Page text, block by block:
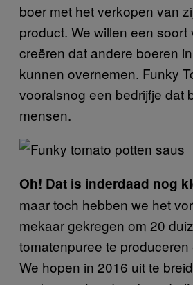
boer met het verkopen van
product. We willen een soort
creëren dat andere boeren
kunnen overnemen. Funky
vooralsnog een bedrijfje dat
mensen.
Oh! Dat is inderdaad nog
maar toch hebben we het
mekaar gekregen om 20
tomatenpuree te
We hopen in 2016 uit te